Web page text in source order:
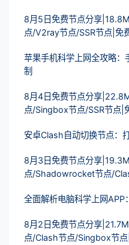
8月5日免费节点分享
点/V2ray节点/SSR节点|免
苹果手机科学上网全攻略
制
8月4日免费节点分享
点/Singbox节点/SSR节点|
安卓Clash自动切换节点：
8月3日免费节点分享
点/Shadowrocket节点/
全面解析电脑科学上网APP
8月2日免费节点分享
点/Clash节点/Singbox节